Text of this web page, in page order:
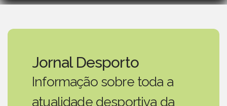
Jornal Desporto
Informação sobre toda a
atualidade desportiva da